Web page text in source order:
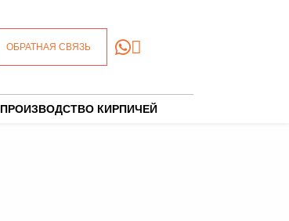
ОБРАТНАЯ СВЯЗЬ
ПРОИЗВОДСТВО КИРПИЧЕЙ